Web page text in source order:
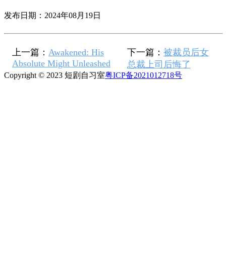
发布日期：2024年08月19日
上一篇： Awakened: His
Absolute Might Unleashed
下一篇： 被裁员后女
总裁上司后悔了
Copyright © 2023 短剧自习室粤ICP备2021012718号